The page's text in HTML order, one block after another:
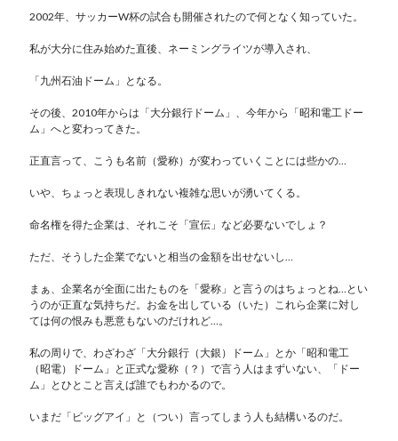
2002年、サッカーW杯の試合も開催されたので何となく知っていた。
私が大分に住み始めた直後、ネーミングライツが導入され、
「九州石油ドーム」となる。
その後、2010年からは「大分銀行ドーム」、今年から「昭和電工ドー
ム」へと変わってきた。
正直言って、こうも名前（愛称）が変わっていくことには些かの…
いや、ちょっと表現しきれない複雑な思いが湧いてくる。
命名権を得た企業は、それこそ「宣伝」など必要ないでしょ？
ただ、そうした企業でないと相当の金額を出せないし…
まぁ、企業名が全面に出たものを「愛称」と言うのはちょっとね…とい
うのが正直な気持ちだ。お金を出している（いた）これら企業に対し
ては何の恨みも悪意もないのだけれど…。
私の周りで、わざわざ「大分銀行（大銀）ドーム」とか「昭和電工
（昭電）ドーム」と正式な愛称（？）で言う人はまずいない、「ドー
ム」とひとこと言えば誰でもわかるので。
いまだ「ビッグアイ」と（つい）言ってしまう人も結構いるのだ。